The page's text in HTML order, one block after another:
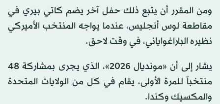
ومن المقرر أن يتبع ذلك حفل آخر يضم كاتي بيري في
مقاطعة لوس أنجليس، عندما يواجه المنتخب الأميركي
نظيره الباراغواياني، في وقت لاحق.
يشار إلى أن «مونديال 2026»، الذي يجرى بمشاركة 48
منتخباً للمرة الأولى، يقام في كل من الولايات المتحدة
والمكسيك وكندا.